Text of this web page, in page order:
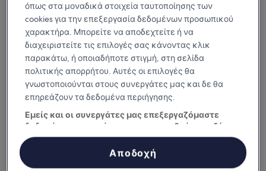
Γιατί να κατεβάσετε την εφαρμογή
μας
όπως στα μοναδικά στοιχεία ταυτοποίησης των
cookies για την επεξεργασία δεδομένων προσωπικού
χαρακτήρα. Μπορείτε να αποδεχτείτε ή να
διαχειριστείτε τις επιλογές σας κάνοντας κλικ
παρακάτω, ή οποιαδήποτε στιγμή, στη σελίδα
πολιτικής απορρήτου. Αυτές οι επιλογές θα
γνωστοποιούνται στους συνεργάτες μας και δε θα
επηρεάζουν τα δεδομένα περιήγησης.
Εμείς και οι συνεργάτες μας επεξεργαζόμαστε
δεδομένα προκειμένου να παρασχεθούν τα εξής:
Χρήση επακριβών δεδομένων γεωεντοπισμού. Ακριβής σάρωση
χαρακτηριστικών συσκευής για αναγνώριση ταυτότητας.
Αποθήκευση ή/και πρόσβαση στα δεδομένα μιας συσκευής.
Εξατομικευμένη διαφήμιση και περιεχόμενο, μέτρηση διαφήμισης
Αποδοχή